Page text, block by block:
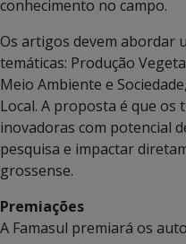
conhecimento no campo.
Os artigos devem abordar
temáticas: Produção
Meio Ambiente e
Local. A proposta é que
inovadoras com potencial
pesquisa e impactar
grossense.
Premiações
A Famasul premiará os